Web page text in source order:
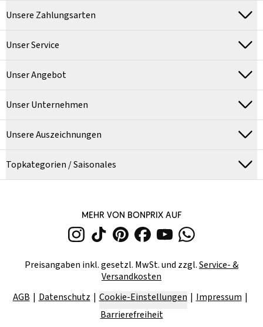
Unsere Zahlungsarten
Unser Service
Unser Angebot
Unser Unternehmen
Unsere Auszeichnungen
Topkategorien / Saisonales
MEHR VON BONPRIX AUF
Preisangaben inkl. gesetzl. MwSt. und zzgl.Service- &
Versandkosten
AGB
Datenschutz Cookie-Einstellungen
Impressum
Barrierefreiheit